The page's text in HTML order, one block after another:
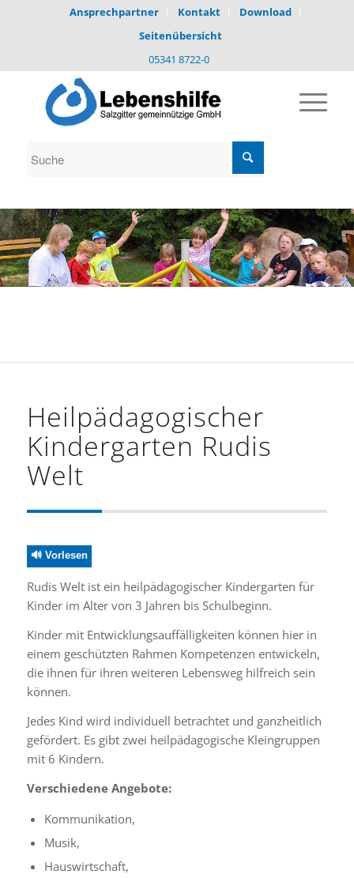
Ansprechpartner Kontakt
Download
Seitenübersicht
05341 8722-0
Heilpädagogischer
Kindergarten Rudis
Welt
🔊 Vorlesen
Rudis Welt ist ein heilpädagogischer Kindergarten für
Kinder im Alter von 3 Jahren bis Schulbeginn.
Kinder mit Entwicklungsauffälligkeiten können hier in
einem geschützten Rahmen Kompetenzen entwickeln,
die ihnen für ihren weiteren Lebensweg hilfreich sein
können.
Jedes Kind wird individuell betrachtet und ganzheitlich
gefördert. Es gibt zwei heilpädagogische Kleingruppen
mit 6 Kindern.
Verschiedene Angebote:
Kommunikation,
Musik,
Hauswirtschaft,